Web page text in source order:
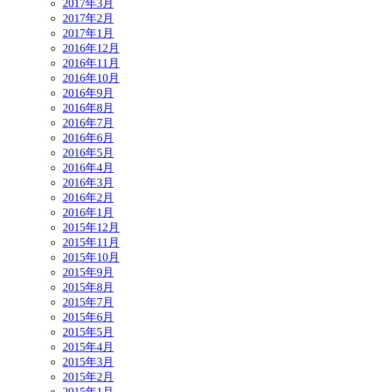
2017年3月
2017年2月
2017年1月
2016年12月
2016年11月
2016年10月
2016年9月
2016年8月
2016年7月
2016年6月
2016年5月
2016年4月
2016年3月
2016年2月
2016年1月
2015年12月
2015年11月
2015年10月
2015年9月
2015年8月
2015年7月
2015年6月
2015年5月
2015年4月
2015年3月
2015年2月